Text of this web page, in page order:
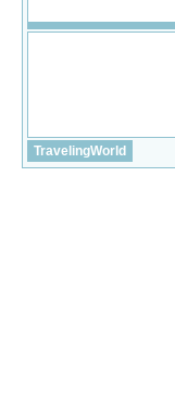
TravelingWorld